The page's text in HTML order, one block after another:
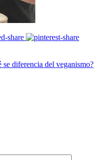
diferencia del veganismo?